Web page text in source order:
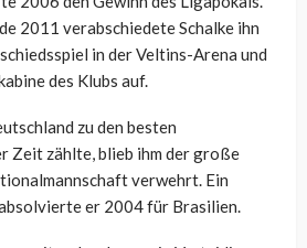
2011 verabschiedete Schalke ihn
in der Veltins-Arena und
des Klubs auf.
zu den besten
Zeit zählte, blieb ihm der große
verwehrt. Ein
er 2004 für Brasilien.